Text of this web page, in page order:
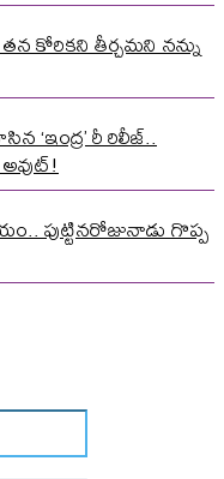
తన కోరికని తీర్చమని నన్ను
‘ఇంద్ర’ రీ రిలీజ్..
పుట్టినరోజునాడు గొప్ప